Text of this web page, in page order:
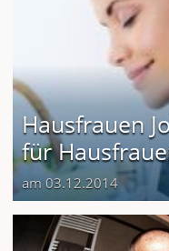
Hausfrauen
für
am 03.12.2014